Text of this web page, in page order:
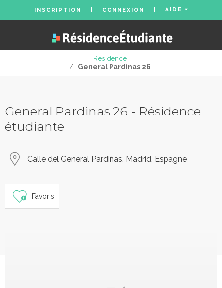
INSCRIPTION CONNEXION AIDE
Residence
/
General Pardinas 26
General Pardinas 26 - Résidence
étudiante
Calle del General Pardiñas, Madrid, Espagne
Favoris